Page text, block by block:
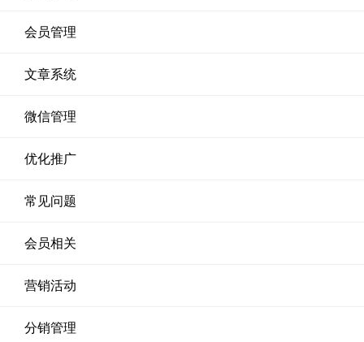
会员管理
文章系统
微信管理
优化推广
常见问题
会员相关
营销活动
分销管理